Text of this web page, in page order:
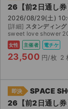
26【前2日通し券
2026/08/29(土)
[詳細] スタンディング
sweet love shower 2026 8/28,8/29 2
女性 主催者 電チケ
23,500 円/枚 2
即決
SPACE
26【前2日通し券